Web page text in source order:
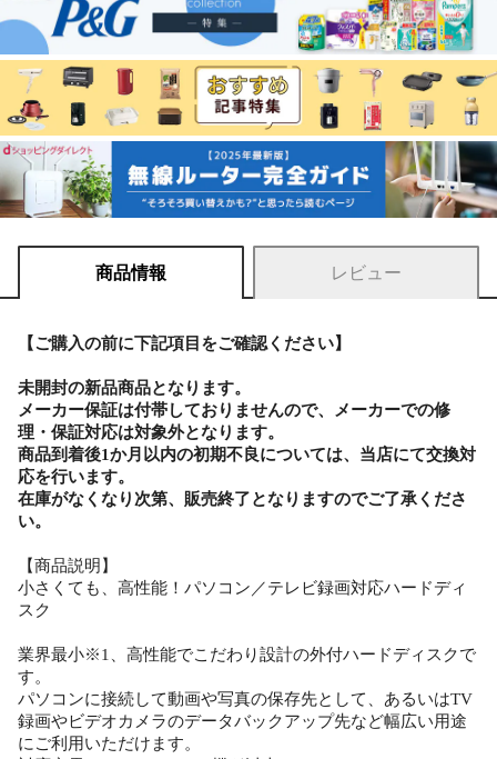
商品情報 レビュー
【ご購入の前に下記項目をご確認ください】
未開封の新品商品となります。
メーカー保証は付帯しておりませんので、メーカーでの修
理・保証対応は対象外となります。
商品到着後1か月以内の初期不良については、当店にて交換対
応を行います。
在庫がなくなり次第、販売終了となりますのでご了承くださ
い。
【商品説明】
小さくても、高性能！パソコン／テレビ録画対応ハードディ
スク
業界最小※1、高性能でこだわり設計の外付ハードディスクで
す。
パソコンに接続して動画や写真の保存先として、あるいはTV
録画やビデオカメラのデータバックアップ先など幅広い用途
にご利用いただけます。